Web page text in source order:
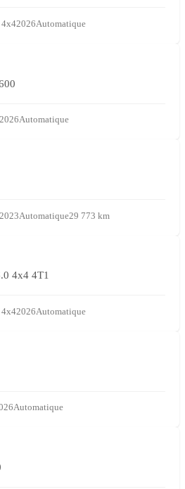
4x42026Automatique
2026Automatique
2023Automatique29 773 km
4x4 4T1
4x42026Automatique
Automatique